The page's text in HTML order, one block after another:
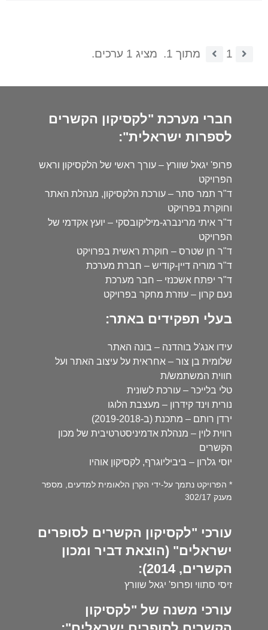
1 מתוך 1. מציג 1 ערכים.
חברי מערכת "לקסיקון הקשרים
לספרות ישראלית":
פרופ' יגאל שוורץ – עורך ראשי של הלקסיקון וראש
הפרויקט
ד"ר תמר סתר – עורכת הלקסיקון, מנהלת האתר
וחוקרת בפרויקט
ד"ר איתי מרינברג-מיליקובסקי – יועץ אקדמי של
הפרויקט
ד"ר חן שטרס – חוקרת ראשית בפרויקט
ד"ר מוריה דיין-קודיש – חברת מערכת
ד"ר יפתח אשכנזי – חבר מערכת
נעם קרון – עוזרת מחקר בפרויקט
בעלי תפקידים באתר:
עידו אנג'ל בוהדנה – בונה האתר
שלומית בן צור – אחראית על עיצוב האתר ועל
חווית המשתמש/ת
טלי בלייכר – עורכת לשונית
נורית וינד קידרון – מעצבת הלוגו
ירדן רותם – מתכנת (ב-2019-2018)
רווית לוין – מנהלת אדמיניסטרטיבית של מכון
הקשרים
יוסי גלרון – ביביליוגרף, לקסיקון אוהיו
* הפרויקט נתמך על-ידי הקרן הלאומית למדעים, מספר
מענק 302/17
עורכי "לקסיקון הקשרים לסופרים
ישראלים" (הוצאת דביר ומכון
הקשרים, 2014):
זיסי סתווי ופרופ' יגאל שוורץ
עורכי משנה של "לקסיקון